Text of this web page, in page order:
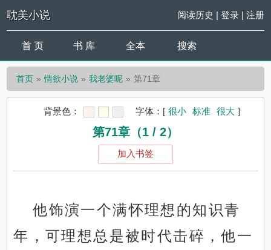
耽美小说 阅读历史 | 登录| 注册
首 页 书 库 全本 搜索
首页 情欲小说 我老婆呢 第71章
背景色： 字体： [ 很小 标准 很大 ]
第71章（1 / 2）
加入书签
他饰演一个满怀理想的知识青
年，可理想总是被时代击碎，他一